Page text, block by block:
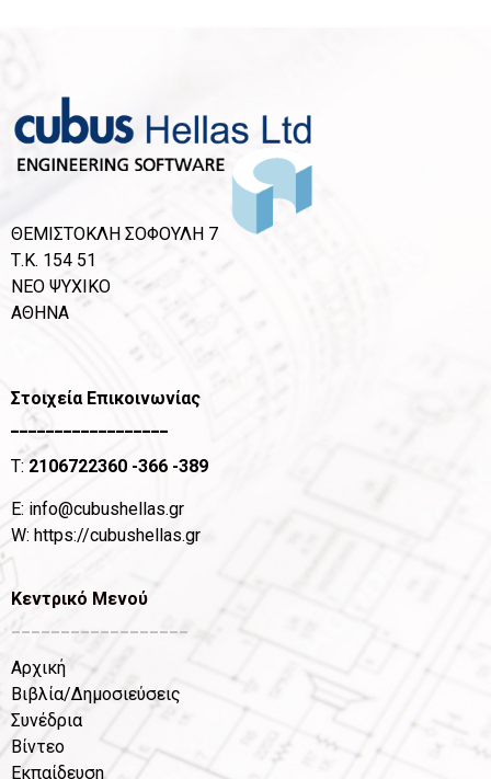
ΘΕΜΙΣΤΟΚΛΗ ΣΟΦΟΥΛΗ 7
Τ.Κ. 154 51
ΝΕΟ ΨΥΧΙΚΟ
ΑΘΗΝΑ
Στοιχεία Επικοινωνίας
__________________
T:2106722360 -366 -389
Ε: info@cubushellas.gr
W: https://cubushellas.gr
Κεντρικό Μενού
Αρχική
Βιβλία/Δημοσιεύσεις
Συνέδρια
Βίντεο
Εκπαίδευση